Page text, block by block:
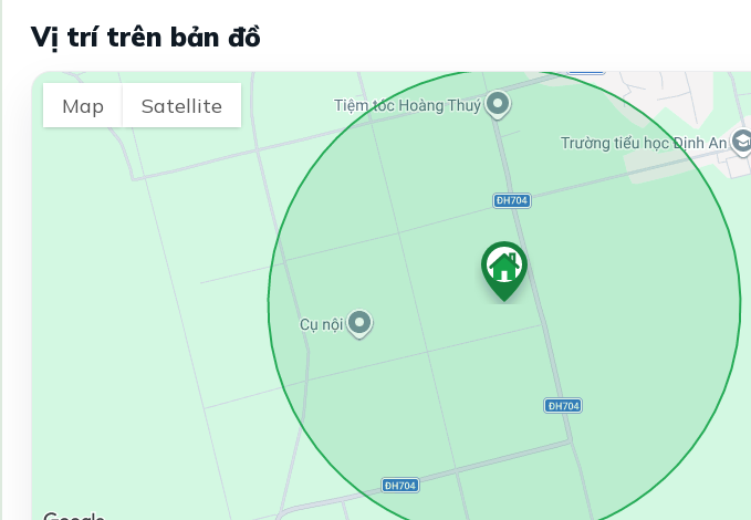
Vị trí trên bản đồ
Map Satellite